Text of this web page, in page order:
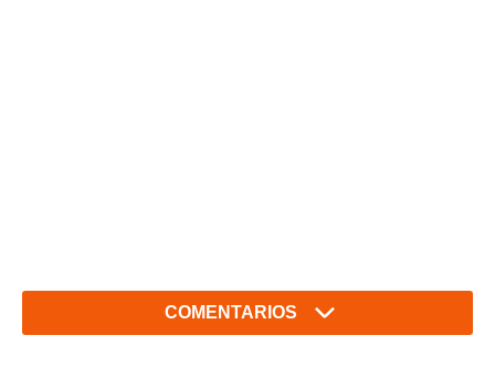
COMENTARIOS